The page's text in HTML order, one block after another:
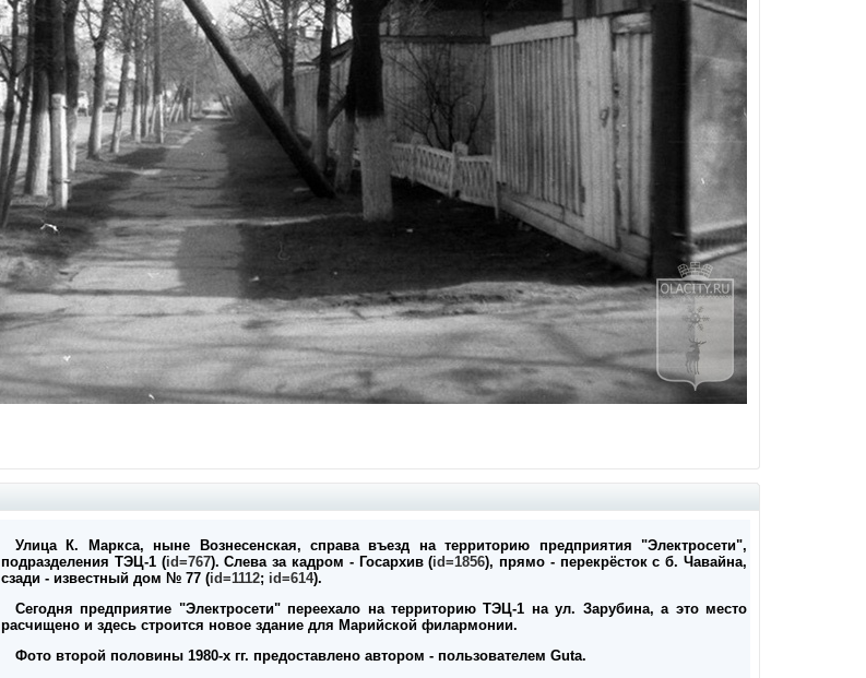
Улица К. Маркса, ныне Вознесенская, справа въезд на территорию предприятия "Электросети",
подразделения ТЭЦ-1 (id=767). Слева за кадром - Госархив (id=1856), прямо - перекрёсток с б. Чавайна,
сзади - известный дом № 77 (id=1112; id=614).
Сегодня предприятие "Электросети" переехало на территорию ТЭЦ-1 на ул. Зарубина, а это место
расчищено и здесь строится новое здание для Марийской филармонии.
Фото второй половины 1980-х гг. предоставлено автором - пользователем Guta.